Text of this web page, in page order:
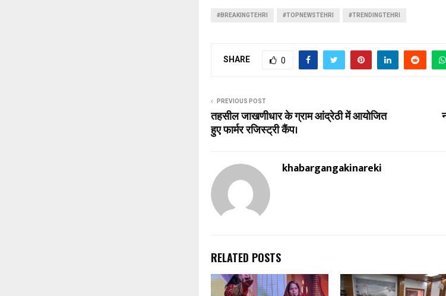
#BREAKINGTEHRI #TOPNEWSTEHRI #TRENDINGTEHRI
SHARE 0
PREVIOUS POST
तहसील जाखणीधार के ग्राम आंद्रेठी में आयोजित
हुए फार्मर रजिस्ट्री कैंप।
khabargangakinareki
RELATED POSTS